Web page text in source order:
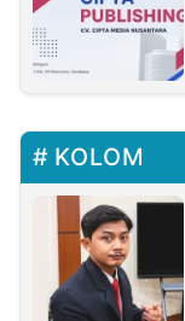
KOLOM